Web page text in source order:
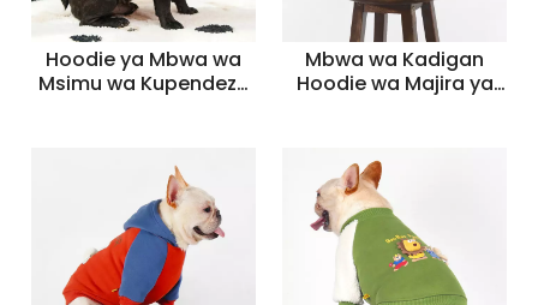
Hoodie ya Mbwa wa
Msimu wa Kupendeza
Majira ya
Vuli/Machipukizi
Mbwa wa Kadigan
Hoodie wa Majira ya
Sweatshirt ya Mbwa
wa Sikukuu ya Krismasi
(Nyekundu, Bluu,
Kijani)